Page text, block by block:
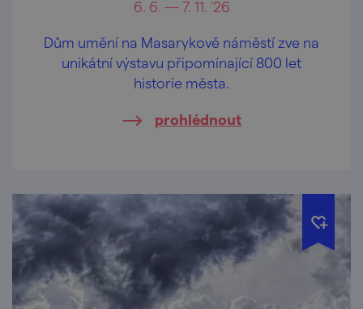
6. 6. — 7. 11. '26
Dům umění na Masarykově náměstí zve na
unikátní výstavu připomínající 800 let
historie města.
prohlédnout